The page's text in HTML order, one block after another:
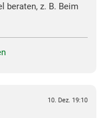
beraten, z. B. Beim
10. Dez. 19:10